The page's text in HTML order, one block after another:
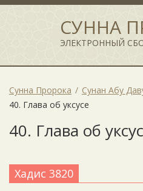
СУННА
ЭЛЕКТРОННЫЙ
Сунна Пророка Сунан Абу
40. Глава об уксусе
40. Глава об
Хадис 3820